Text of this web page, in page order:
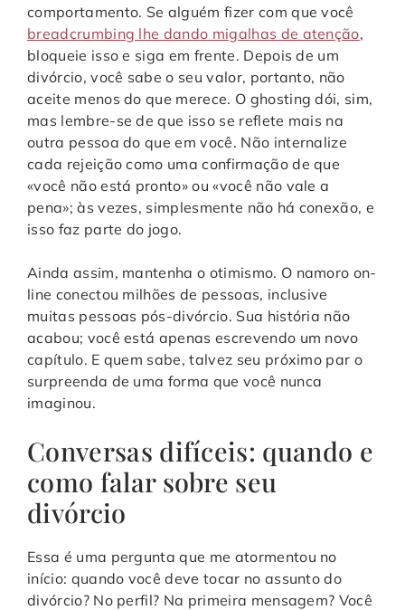
comportamento. Se alguém fizer com que você
breadcrumbing lhe dando migalhas de atenção,
bloqueie isso e siga em frente. Depois de um
divórcio, você sabe o seu valor, portanto, não
aceite menos do que merece. O ghosting dói, sim,
mas lembre-se de que isso se reflete mais na
outra pessoa do que em você. Não internalize
cada rejeição como uma confirmação de que
«você não está pronto» ou «você não vale a
pena»; às vezes, simplesmente não há conexão, e
isso faz parte do jogo.
Ainda assim, mantenha o otimismo. O namoro on-
line conectou milhões de pessoas, inclusive
muitas pessoas pós-divórcio. Sua história não
acabou; você está apenas escrevendo um novo
capítulo. E quem sabe, talvez seu próximo par o
surpreenda de uma forma que você nunca
imaginou.
Conversas difíceis: quando e
como falar sobre seu
divórcio
Essa é uma pergunta que me atormentou no
início: quando você deve tocar no assunto do
divórcio? No perfil? Na primeira mensagem? Você